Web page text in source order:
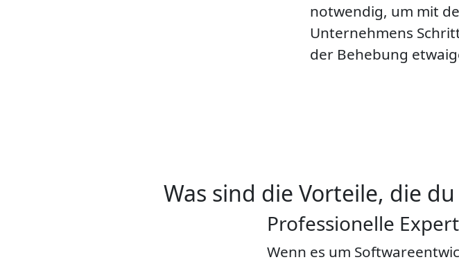
notwendig, um mit
Unternehmens
der Behebung
Was sind die Vorteile, die
Professionelle
Wenn es um